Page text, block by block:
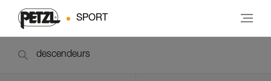
SPORT